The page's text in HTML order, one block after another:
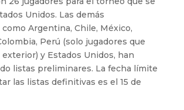
Unidos. Las demás
Argentina, Chile, México,
Perú (solo jugadores que
y Estados Unidos, han
listas preliminares. La fecha límite
las listas definitivas es el 15 de